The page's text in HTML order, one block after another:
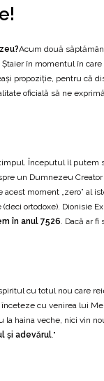
Acum două
în momentul în
propoziție, pentru că
oficială să ne
timpul. Începutul îl
un Dumnezeu
moment „zero”
ortodoxe). Dionisie
în anul 7526 . Dacă ar
cu totul nou care
cu venirea lui
haina veche, nici vin
și adevărul."